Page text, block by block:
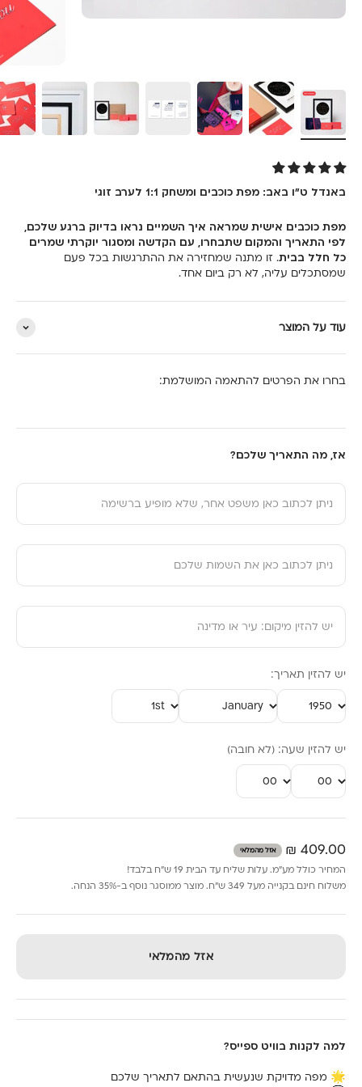
באנדל ט״ו באב: מפת כוכבים ומשחק 1:1 לערב זוגי
מפת כוכבים אישית שמראה איך השמיים נראו בדיוק ברגע שלכם,
לפי התאריך והמקום שתבחרו, עם הקדשה ומסגור יוקרתי שמרים
כל חלל בבית. זו מתנה שמחזירה את ההתרגשות בכל פעם
שמסתכלים עליה, לא רק ביום אחד.
עוד על המוצר
בחרו את הפרטים להתאמה המושלמת:
אז, מה התאריך שלכם?
ניתן לכתוב כאן משפט אחר, שלא מופיע ברשימה
ניתן לכתוב כאן את השמות שלכם
יש להזין מיקום: עיר או מדינה
יש להזין תאריך:
יש להזין שעה: (לא חובה)
מחיר מבצע
409.00 ₪ אזל מהמלאי
המחיר כולל מע״מ. עלות שליח עד הבית 19 ש״ח בלבד!
משלוח חינם בקנייה מעל 349 ש״ח. מוצר ממוסגר נוסף ב-35% הנחה.
אזל מהמלאי
למה לקנות בוויט ספייס?
🌟 מפה מדויקת שנעשית בהתאם לתאריך שלכם